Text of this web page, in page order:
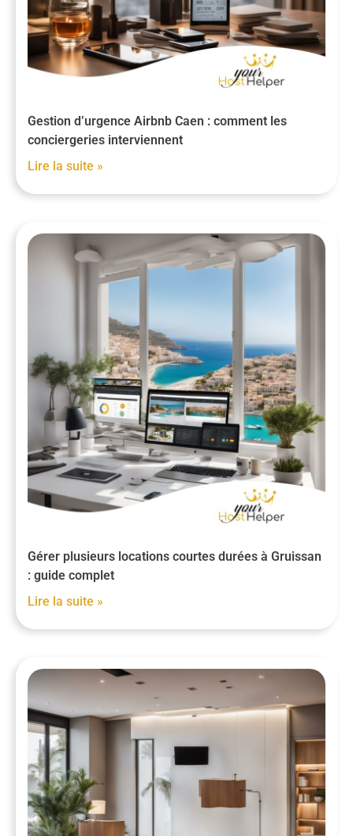
Gestion d’urgence Airbnb Caen : comment les
conciergeries interviennent
Lire la suite »
Gérer plusieurs locations courtes durées à Gruissan
: guide complet
Lire la suite »